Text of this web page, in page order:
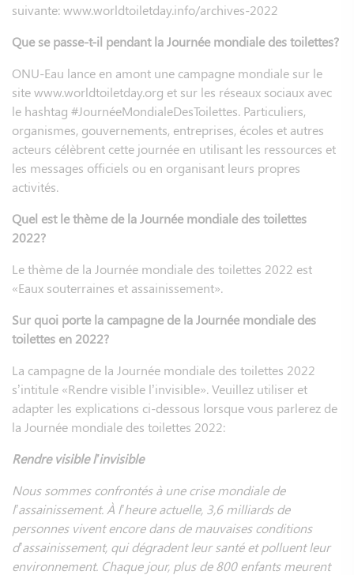
suivante: www.worldtoiletday.info/archives-2022
Que se passe-t-il pendant la Journée mondiale des toilettes?
ONU-Eau lance en amont une campagne mondiale sur le
site www.worldtoiletday.org et sur les réseaux sociaux avec
le hashtag #JournéeMondialeDesToilettes. Particuliers,
organismes, gouvernements, entreprises, écoles et autres
acteurs célèbrent cette journée en utilisant les ressources et
les messages officiels ou en organisant leurs propres
activités.
Quel est le thème de la Journée mondiale des toilettes
2022?
Le thème de la Journée mondiale des toilettes 2022 est
«Eaux souterraines et assainissement».
Sur quoi porte la campagne de la Journée mondiale des
toilettes en 2022?
La campagne de la Journée mondiale des toilettes 2022
s’intitule «Rendre visible l’invisible». Veuillez utiliser et
adapter les explications ci-dessous lorsque vous parlerez de
la Journée mondiale des toilettes 2022:
Rendre visible l’invisible
Nous sommes confrontés à une crise mondiale de
l’assainissement. À l’heure actuelle, 3,6 milliards de
personnes vivent encore dans de mauvaises conditions
d’assainissement, qui dégradent leur santé et polluent leur
environnement. Chaque jour, plus de 800 enfants meurent